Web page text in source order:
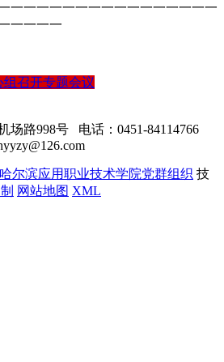
一一一一一一一一一一一一一一一一
一一一一
召开专题会议
场路998号 电话：0451-84114766
哈尔滨应用职业技术学院党群组织 技
网站地图 XML